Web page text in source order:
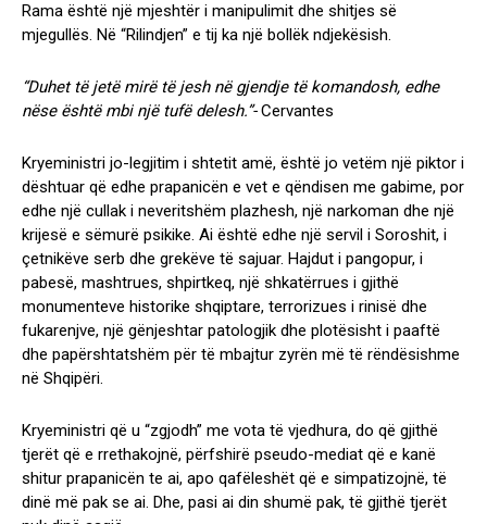
Rama është një mjeshtër i manipulimit dhe shitjes së
mjegullës. Në “Rilindjen” e tij ka një bollëk ndjekësish.
“Duhet të jetë mirë të jesh në gjendje të komandosh, edhe
nëse është mbi një tufë delesh.”-Cervantes
Kryeministri jo-legjitim i shtetit amë, është jo vetëm një piktor i
dështuar që edhe prapanicën e vet e qëndisen me gabime, por
edhe një cullak i neveritshëm plazhesh, një narkoman dhe një
krijesë e sëmurë psikike. Ai është edhe një servil i Soroshit, i
çetnikëve serb dhe grekëve të sajuar. Hajdut i pangopur, i
pabesë, mashtrues, shpirtkeq, një shkatërrues i gjithë
monumenteve historike shqiptare, terrorizues i rinisë dhe
fukarenjve, një gënjeshtar patologjik dhe plotësisht i paaftë
dhe papërshtatshëm për të mbajtur zyrën më të rëndësishme
në Shqipëri.
Kryeministri që u “zgjodh” me vota të vjedhura, do që gjithë
tjerët që e rrethakojnë, përfshirë pseudo-mediat që e kanë
shitur prapanicën te ai, apo qafëleshët që e simpatizojnë, të
dinë më pak se ai. Dhe, pasi ai din shumë pak, të gjithë tjerët